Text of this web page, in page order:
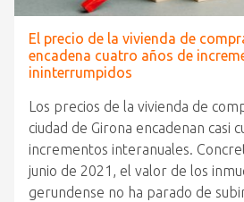
El precio de la vivienda de
encadena cuatro años de
ininterrumpidos
Los precios de la vivienda de
ciudad de Girona encadenan casi
incrementos interanuales.
junio de 2021, el valor de los
gerundense no ha parado de